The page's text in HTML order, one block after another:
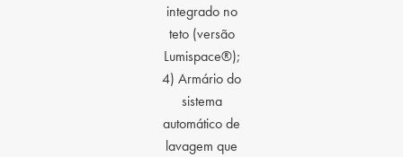
integrado no
teto (versão
Lumispace®);
4) Armário do
sistema
automático de
lavagem que